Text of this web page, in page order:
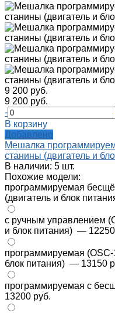
9 200 руб.
9 200 руб.
-
В корзину
Добавлено
Мешалка
станины (двигатель и
В наличии: 5 шт.
Похожие модели:
программируемая
(двигатель и блок
с ручным управлением
и блок питания) — 12250
программируемая (OSC-
блок питания) — 13150
программируемая с
13200 руб.